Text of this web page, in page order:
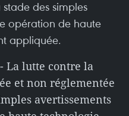
des simples
opération de haute
appliquée.
La lutte contre la
et non réglementée
avertissements